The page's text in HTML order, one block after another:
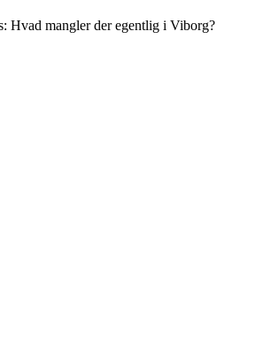
Hvad mangler der egentlig i Viborg?